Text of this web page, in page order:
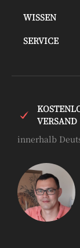
WISSEN
SERVICE
VERSAND
innerhalb